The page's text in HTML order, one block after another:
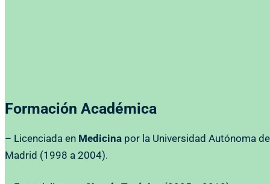
Formación Académica
– Licenciada en Medicina por la Universidad Autónoma de
Madrid (1998 a 2004).